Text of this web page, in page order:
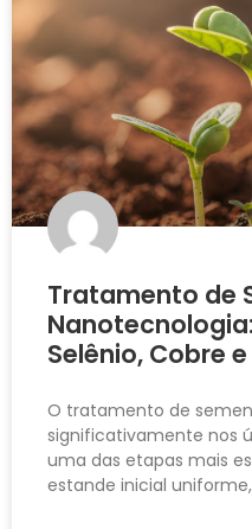
Tratamento de
Selênio, Cobre
O tratamento de
significativamente nos
uma das etapas mais
estande inicial